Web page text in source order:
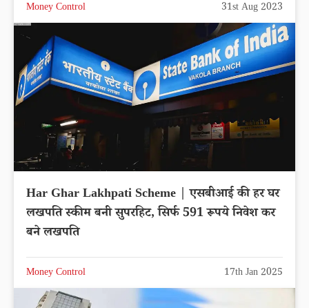
Money Control 31st Aug 2023
Har Ghar Lakhpati Scheme | एसबीआई की हर घर
लखपति स्कीम बनी सुपरहिट, सिर्फ 591 रूपये निवेश कर
बने लखपति
Money Control 17th Jan 2025